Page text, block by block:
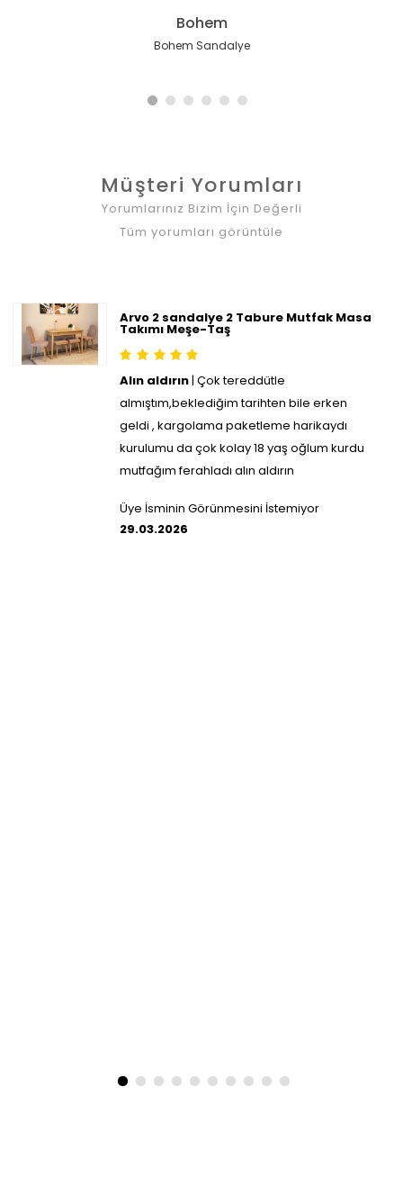
Bohem
Bohem Sandalye
Cheri Masif
Cheri Minimal i̇skandinav Ahşap Sandalye
Coco Maison
Coco Maison Sandalye
Touch İskandinav
Touch İskandinav Meşe İskelet Krem
Hazeran İskandinav
Hazeran İskandinav Meşe İskelet Sandalye
Cheri Masif
Cheri i̇skandinav Sırt Minderli Ahşap
Müşteri Yorumları
Yorumlarınız Bizim İçin Değerli
Tüm yorumları görüntüle
Arvo 2 sandalye 2 Tabure Mutfak Masa
Takımı Meşe-Taş
Alın aldırın| Çok tereddütle
almıştım,beklediğim tarihten bile erken
geldi , kargolama paketleme harikaydı
kurulumu da çok kolay 18 yaş oğlum kurdu
mutfağım ferahladı alın aldırın
Üye İsminin Görünmesini İstemiyor
29.03.2026